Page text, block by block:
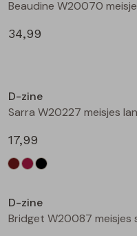
34,99
D-zine
17,99
D-zine